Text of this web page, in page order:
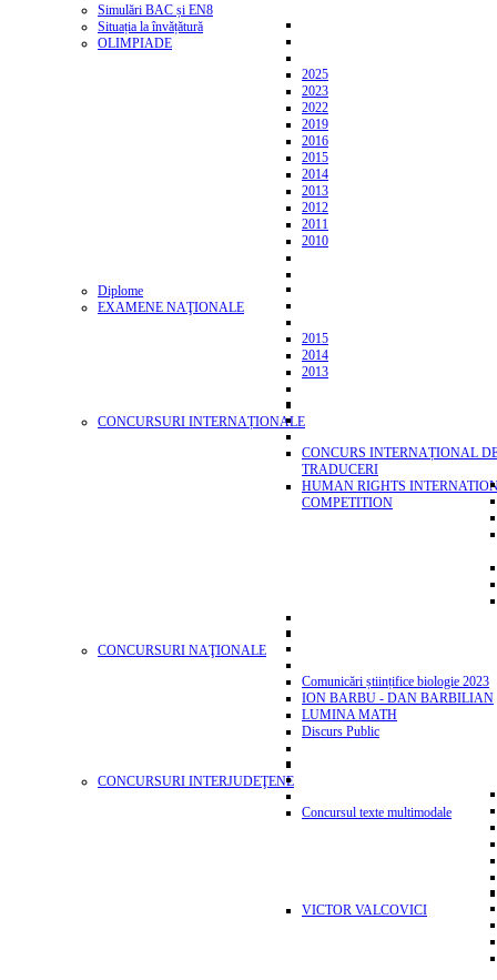
Simulări BAC și EN8
Situația la învățătură
OLIMPIADE
2025
2023
2022
2019
2016
2015
2014
2013
2012
2011
2010
Diplome
EXAMENE NAŢIONALE
2015
2014
2013
CONCURSURI INTERNAȚIONALE
CONCURS INTERNAȚIONAL
TRADUCERI
HUMAN RIGHTS
COMPETITION
CONCURSURI NAŢIONALE
Comunicări științifice biologie 2023
ION BARBU - DAN BARBILIAN
LUMINA MATH
Discurs Public
CONCURSURI INTERJUDEŢENE
Concursul texte multimodale
VICTOR VALCOVICI